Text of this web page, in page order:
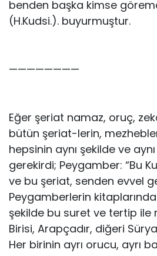
benden başka kimse
(H.Kudsi.). buyurmuştur.
————————
Eğer şeriat namaz, oruç,
bütün şeriat-lerin,
hepsinin aynı şekilde ve
gerekirdi; Peygamber: “Bu
ve bu şeriat, senden evvel
Peygamberlerin
şekilde bu suret ve tertip ile
Birisi, Arapçadır, diğeri
Her birinin ayrı orucu, ayrı